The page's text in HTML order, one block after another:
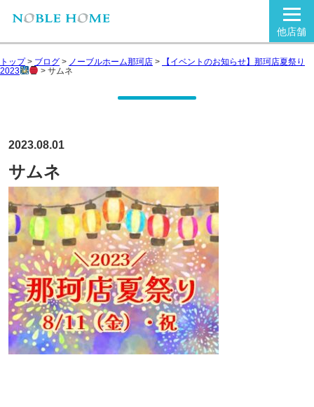
他店舗
トップ> ブログ > ノーブルホーム那珂店 >
【イベントのお知らせ】那珂店夏祭り
2023
>サムネ
2023.08.01
サムネ